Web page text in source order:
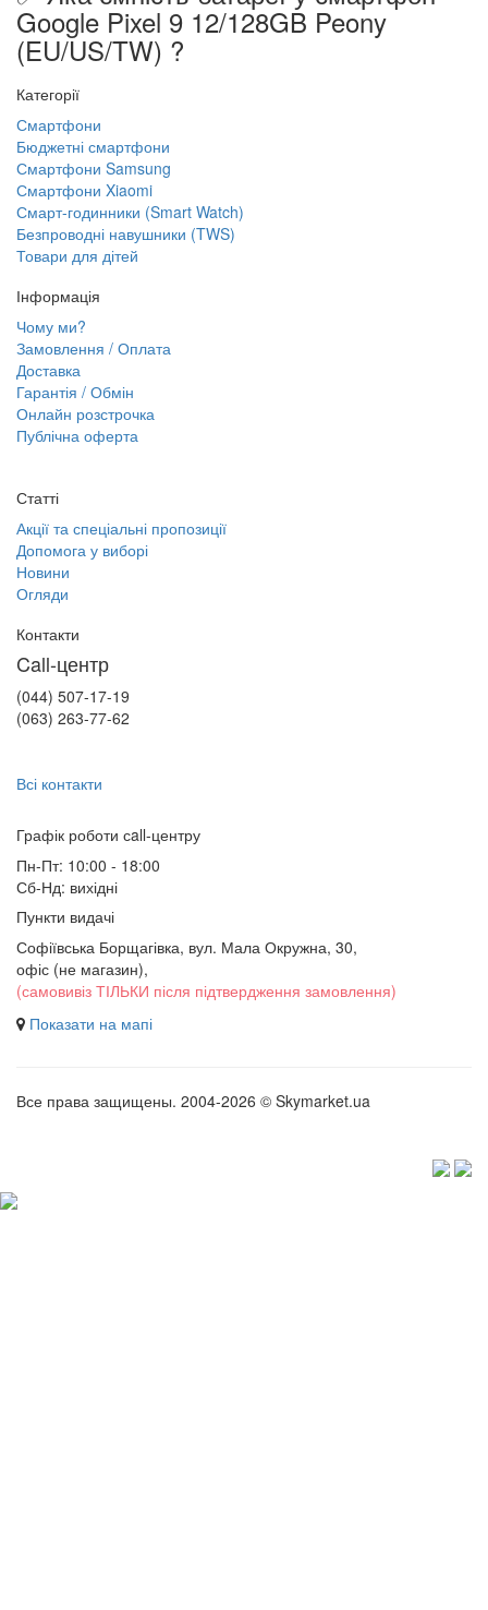
Google Pixel 9 12/128GB Peony
(EU/US/TW) ?
Категорії
Смартфони
Бюджетні смартфони
Смартфони Samsung
Смартфони Xiaomi
Смарт-годинники (Smart Watch)
Безпроводні навушники (TWS)
Товари для дітей
Інформація
Чому ми?
Замовлення / Оплата
Доставка
Гарантія / Обмін
Онлайн розстрочка
Публічна оферта
Статті
Акції та спеціальні пропозиції
Допомога у виборі
Новини
Огляди
Контакти
Call-центр
(044) 507-17-19
(063) 263-77-62
Всі контакти
Графік роботи сall-центру
Пн-Пт: 10:00 - 18:00
Сб-Нд: вихідні
Пункти видачі
Софіївська Борщагівка, вул. Мала Окружна, 30,
офіс (не магазин),
(самовивіз ТІЛЬКИ після підтвердження замовлення)
Показати на мапі
Все права защищены. 2004-2026 © Skymarket.ua